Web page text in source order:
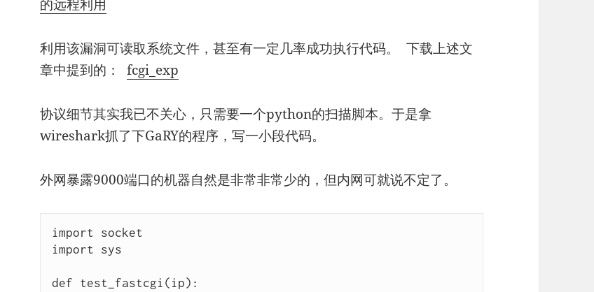
的远程利用
利用该漏洞可读取系统文件，甚至有一定几率成功执行代码。 下载上述文
章中提到的：fcgi_exp
协议细节其实我已不关心，只需要一个python的扫描脚本。于是拿
wireshark抓了下GaRY的程序，写一小段代码。
外网暴露9000端口的机器自然是非常非常少的，但内网可就说不定了。
import socket
import sys
def test_fastcgi(ip):